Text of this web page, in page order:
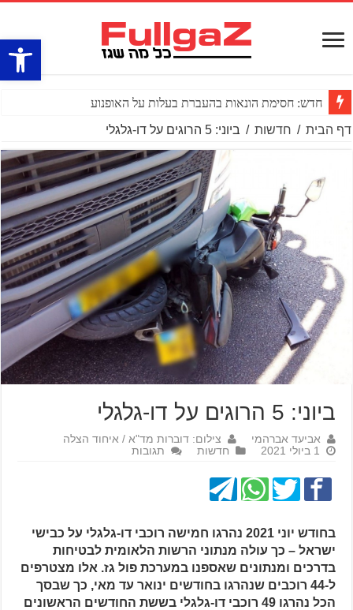
פתח
חדש: חסימת הונאות בהעברת בעלות על האופנוע
דף הבית / חדשות / ביוני: 5 הרוגים על דו-גלגלי
ביוני: 5 הרוגים על דו-גלגלי
אביעד אברהמי
צילום: דוברות מד"א / איחוד הצלה
1 ביולי 2021
חדשות תגובות
בחודש יוני 2021 נהרגו חמישה רוכבי דו-גלגלי על כבישי
ישראל – כך עולה מנתוני הרשות הלאומית לבטיחות
בדרכים ומנתונים שאספנו במערכת פול גז. אלו מצטרפים
ל-44 רוכבים שנהרגו בחודשים ינואר עד מאי, כך שבסך
הכל נהרגו 49 רוכבי דו-גלגלי בששת החודשים הראשונים